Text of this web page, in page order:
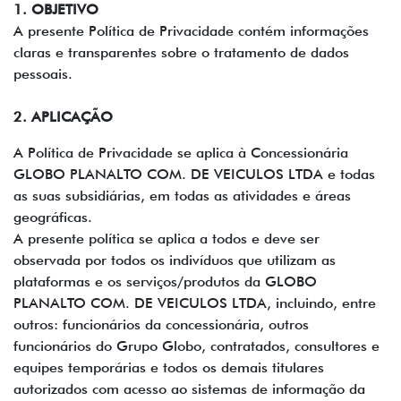
1. OBJETIVO
A presente Política de Privacidade contém informações
claras e transparentes sobre o tratamento de dados
pessoais.
2. APLICAÇÃO
A Política de Privacidade se aplica à Concessionária
GLOBO PLANALTO COM. DE VEICULOS LTDA e todas
as suas subsidiárias, em todas as atividades e áreas
geográficas.
A presente política se aplica a todos e deve ser
observada por todos os indivíduos que utilizam as
plataformas e os serviços/produtos da GLOBO
PLANALTO COM. DE VEICULOS LTDA, incluindo, entre
outros: funcionários da concessionária, outros
funcionários do Grupo Globo, contratados, consultores e
equipes temporárias e todos os demais titulares
autorizados com acesso ao sistemas de informação da